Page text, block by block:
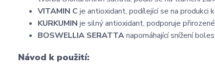
VITAMIN C je antioxidant, podílející se na produkci
KURKUMIN je silný antioxidant, podporuje
BOSWELLIA SERATTAnapomáhající snížení
Návod k použití: